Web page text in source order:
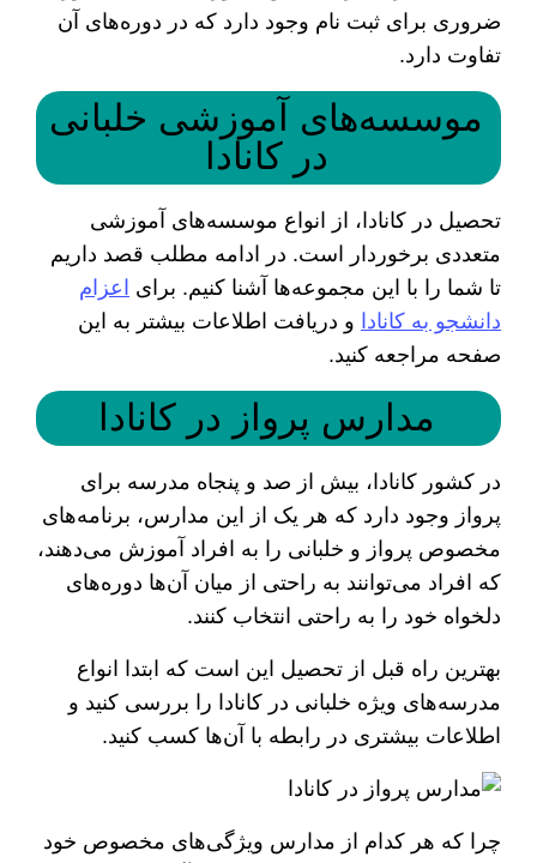
ضروری برای ثبت نام وجود دارد که در دوره‌های آن
تفاوت دارد.
موسسه‌های آموزشی خلبانی
در کانادا
تحصیل در کانادا، از انواع موسسه‌های آموزشی
متعددی برخوردار است. در ادامه مطلب قصد داریم
تا شما را با این مجموعه‌ها آشنا کنیم. برای
اعزام
دانشجو به کانادا و دریافت اطلاعات بیشتر به این
صفحه مراجعه کنید.
مدارس پرواز در کانادا
در کشور کانادا، بیش از صد و پنجاه مدرسه برای
پرواز وجود دارد که هر یک از این مدارس، برنامه‌های
مخصوص پرواز و خلبانی را به افراد آموزش می‌دهند،
که افراد می‌توانند به راحتی از میان آن‌ها دوره‌های
دلخواه خود را به راحتی انتخاب کنند.
بهترین راه قبل از تحصیل این است که ابتدا انواع
مدرسه‌های ویژه خلبانی در کانادا را بررسی کنید و
اطلاعات بیشتری در رابطه با آن‌ها کسب کنید.
چرا که هر کدام از مدارس ویژگی‌های مخصوص خود